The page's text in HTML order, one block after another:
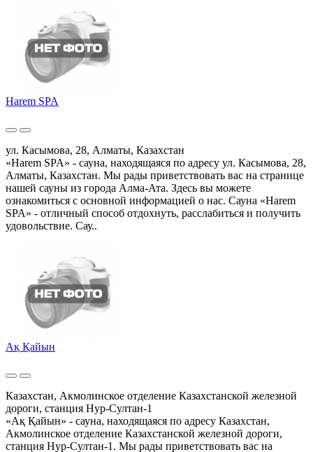
Harem SPA
ул. Касымова, 28, Алматы, Казахстан
«Harem SPA» - сауна, находящаяся по адресу ул. Касымова, 28,
Алматы, Казахстан. Мы рады приветствовать вас на странице
нашей сауны из города Алма-Ата. Здесь вы можете
ознакомиться с основной информацией о нас. Сауна «Harem
SPA» - отличный способ отдохнуть, расслабиться и получить
удовольствие. Сау..
Ақ Қайын
Казахстан, Акмолинское отделение Казахстанской железной
дороги, станция Нур-Султан-1
«Ақ Қайын» - сауна, находящаяся по адресу Казахстан,
Акмолинское отделение Казахстанской железной дороги,
станция Нур-Султан-1. Мы рады приветствовать вас на